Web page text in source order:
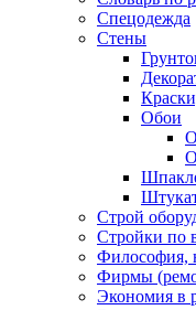
Спецодежда
Стены
Обои
Строй
Стройки по
Философия,
Фирмы
Экономия в